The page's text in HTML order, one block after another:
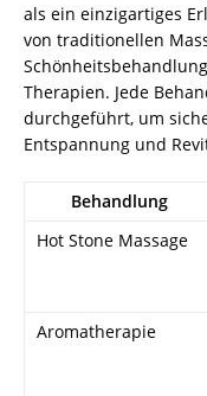
als ein einzigartiges
von traditionellen
Therapien. Jede
durchgeführt, um
Entspannung und
Behandlung
Hot Stone Massage
Aromatherapie